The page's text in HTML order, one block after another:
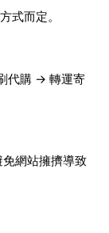
式而定。
代購 → 轉運寄
網站擁擠導致